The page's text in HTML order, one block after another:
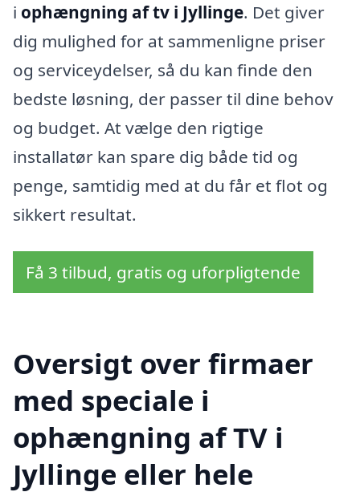
i ophængning af tv i Jyllinge. Det giver
dig mulighed for at sammenligne priser
og serviceydelser, så du kan finde den
bedste løsning, der passer til dine behov
og budget. At vælge den rigtige
installatør kan spare dig både tid og
penge, samtidig med at du får et flot og
sikkert resultat.
Få 3 tilbud, gratis og uforpligtende
Oversigt over firmaer
med speciale i
ophængning af TV i
Jyllinge eller hele